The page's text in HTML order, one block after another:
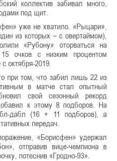
коллектив забивал много,
под щит.
уже не хватило. «Рыцари»,
из которых – с овертаймом),
«Рубону» оторваться на
очков с низким процентом
октября-2019.
при том, что забил лишь 22 из
в матче стал опытный
свой сезонный рекорд
к этому 8 подборов. На
дабл (16 + 11 подборов), а
передач.
«Борисфен» удержал
отправив вице-чемпиона в
потеснив «Гродно-93».